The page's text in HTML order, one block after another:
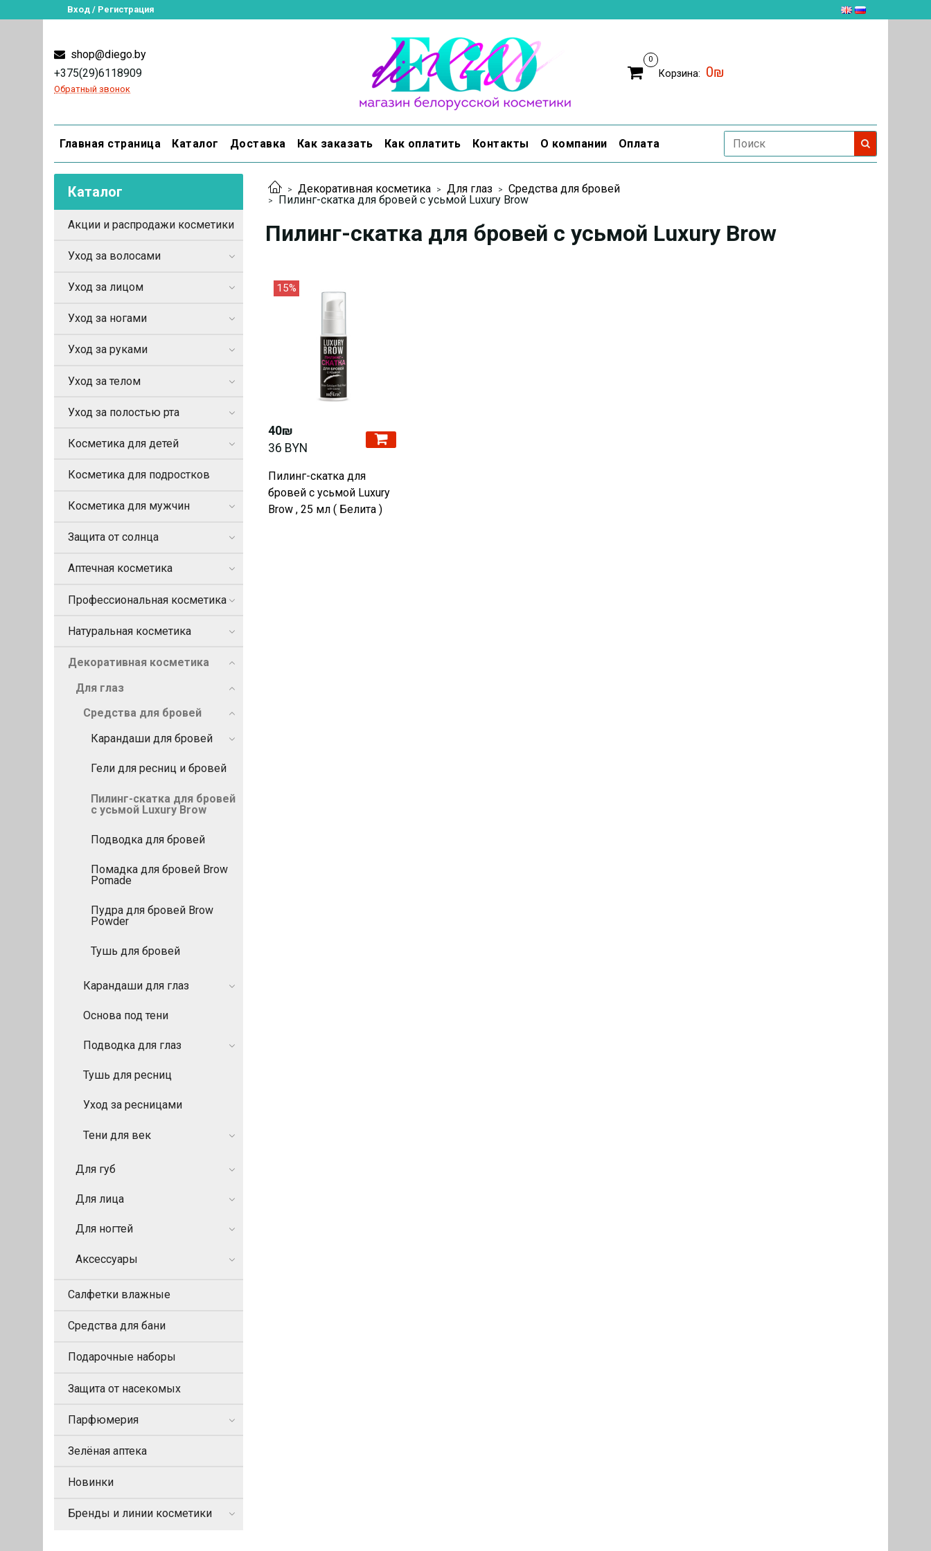
Вход / Регистрация
shop@diego.by
+375(29)6118909
Обратный звонок
0
Корзина: 0₪
Главная страница Каталог Доставка Как заказать Как оплатить Контакты О компании Оплата
Декоративная косметика Для глаз
Средства для бровей
Пилинг-скатка для бровей с усьмой Luxury Brow
Пилинг-скатка для бровей с усьмой Luxury Brow
15%
40₪
36 BYN
Пилинг-скатка для
бровей с усьмой Luxury
Brow , 25 мл ( Белита )
Каталог
Акции и распродажи косметики
Уход за волосами
Уход за лицом
Уход за ногами
Уход за руками
Уход за телом
Уход за полостью рта
Косметика для детей
Косметика для подростков
Косметика для мужчин
Защита от солнца
Аптечная косметика
Профессиональная косметика
Натуральная косметика
Декоративная косметика
Для глаз
Средства для бровей
Карандаши для бровей
Гели для ресниц и бровей
Пилинг-скатка для бровей
с усьмой Luxury Brow
Подводка для бровей
Помадка для бровей Brow
Pomade
Пудра для бровей Brow
Powder
Тушь для бровей
Карандаши для глаз
Основа под тени
Подводка для глаз
Тушь для ресниц
Уход за ресницами
Тени для век
Для губ
Для лица
Для ногтей
Аксессуары
Салфетки влажные
Средства для бани
Подарочные наборы
Защита от насекомых
Парфюмерия
Зелёная аптека
Новинки
Бренды и линии косметики